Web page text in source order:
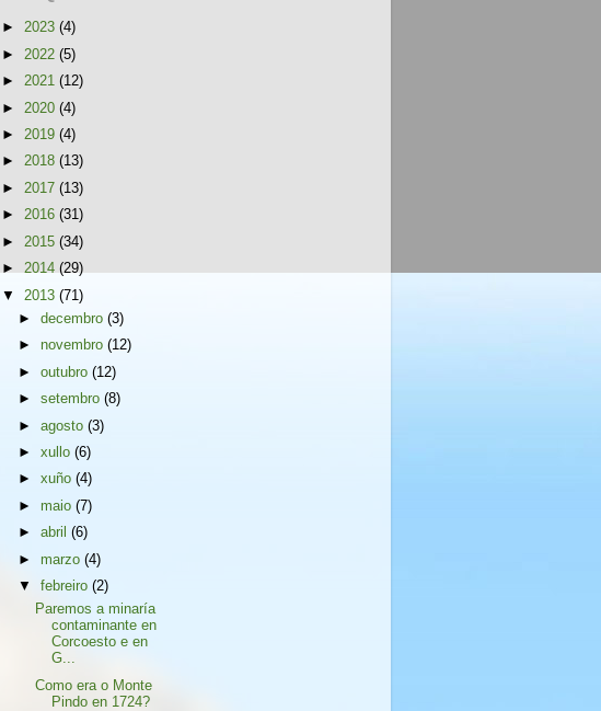
► 2023 (4)
► 2022 (5)
► 2021 (12)
► 2020 (4)
► 2019 (4)
► 2018 (13)
► 2017 (13)
► 2016 (31)
► 2015 (34)
► 2014 (29)
▼ 2013 (71)
►decembro(3)
►novembro(12)
►outubro(12)
►setembro(8)
►agosto(3)
►xullo(6)
►xuño(4)
►maio(7)
►abril(6)
►marzo(4)
▼febreiro(2)
Paremos a minaría
contaminante en
Corcoesto e en
G...
Como era o Monte
Pindo en 1724?